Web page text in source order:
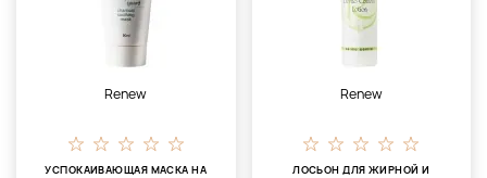
Renew
УСПОКАИВАЮЩАЯ МАСКА НА
Renew
ЛОСЬОН ДЛЯ ЖИРНОЙ И